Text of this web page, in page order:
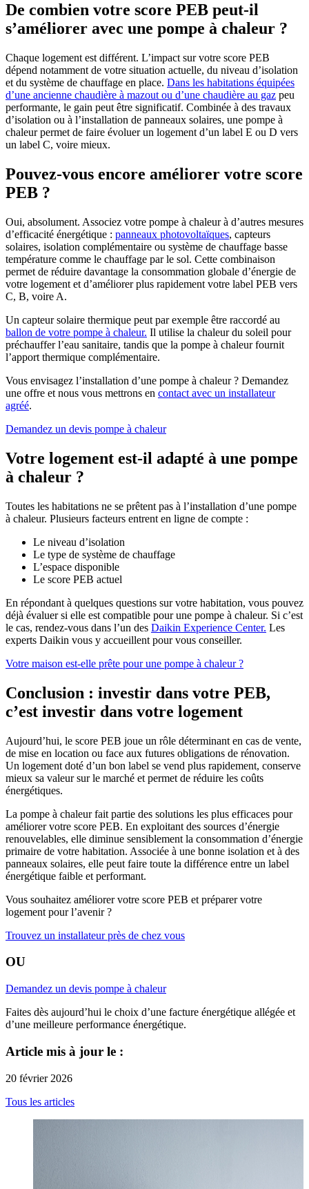
De combien votre score PEB peut-il
s’améliorer avec une pompe à chaleur ?
Chaque logement est différent. L’impact sur votre score PEB
dépend notamment de votre situation actuelle, du niveau d’isolation
et du système de chauffage en place. Dans les habitations équipées
d’une ancienne chaudière à mazout ou d’une chaudière au gaz peu
performante, le gain peut être significatif. Combinée à des travaux
d’isolation ou à l’installation de panneaux solaires, une pompe à
chaleur permet de faire évoluer un logement d’un label E ou D vers
un label C, voire mieux.
Pouvez-vous encore améliorer votre score
PEB ?
Oui, absolument. Associez votre pompe à chaleur à d’autres mesures
d’efficacité énergétique : panneaux photovoltaïques, capteurs
solaires, isolation complémentaire ou système de chauffage basse
température comme le chauffage par le sol. Cette combinaison
permet de réduire davantage la consommation globale d’énergie de
votre logement et d’améliorer plus rapidement votre label PEB vers
C, B, voire A.
Un capteur solaire thermique peut par exemple être raccordé au
ballon de votre pompe à chaleur. Il utilise la chaleur du soleil pour
préchauffer l’eau sanitaire, tandis que la pompe à chaleur fournit
l’apport thermique complémentaire.
Vous envisagez l’installation d’une pompe à chaleur ? Demandez
une offre et nous vous mettrons en contact avec un installateur
agréé.
Demandez un devis pompe à chaleur
Votre logement est-il adapté à une pompe
à chaleur ?
Toutes les habitations ne se prêtent pas à l’installation d’une pompe
à chaleur. Plusieurs facteurs entrent en ligne de compte :
Le niveau d’isolation
Le type de système de chauffage
L’espace disponible
Le score PEB actuel
En répondant à quelques questions sur votre habitation, vous pouvez
déjà évaluer si elle est compatible pour une pompe à chaleur. Si c’est
le cas, rendez-vous dans l’un des Daikin Experience Center. Les
experts Daikin vous y accueillent pour vous conseiller.
Votre maison est-elle prête pour une pompe à chaleur ?
Conclusion : investir dans votre PEB,
c’est investir dans votre logement
Aujourd’hui, le score PEB joue un rôle déterminant en cas de vente,
de mise en location ou face aux futures obligations de rénovation.
Un logement doté d’un bon label se vend plus rapidement, conserve
mieux sa valeur sur le marché et permet de réduire les coûts
énergétiques.
La pompe à chaleur fait partie des solutions les plus efficaces pour
améliorer votre score PEB. En exploitant des sources d’énergie
renouvelables, elle diminue sensiblement la consommation d’énergie
primaire de votre habitation. Associée à une bonne isolation et à des
panneaux solaires, elle peut faire toute la différence entre un label
énergétique faible et performant.
Vous souhaitez améliorer votre score PEB et préparer votre
logement pour l’avenir ?
Trouvez un installateur près de chez vous
OU
Demandez un devis pompe à chaleur
Faites dès aujourd’hui le choix d’une facture énergétique allégée et
d’une meilleure performance énergétique.
Article mis à jour le :
20 février 2026
Tous les articles